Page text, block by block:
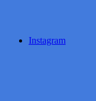
Instagram